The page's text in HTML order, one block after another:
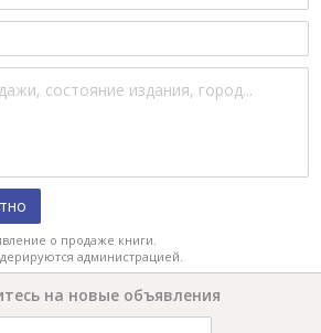
о продаже книги.
администрацией.
на новые объявления